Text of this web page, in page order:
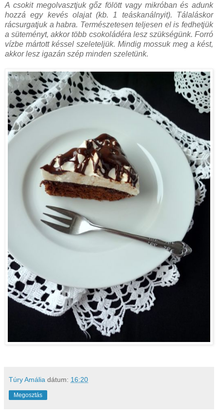
A csokit megolvasztjuk gőz fölött vagy mikróban és adunk
hozzá egy kevés olajat (kb. 1 teáskanálnyit). Tálaláskor
rácsurgatjuk a habra. Természetesen teljesen el is fedhetjük
a süteményt, akkor több csokoládéra lesz szükségünk. Forró
vízbe mártott késsel szeleteljük. Mindig mossuk meg a kést,
akkor lesz igazán szép minden szeletünk.
Túry Amália dátum: 16:20
Megosztás